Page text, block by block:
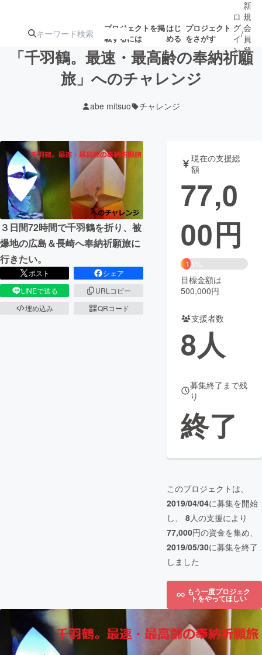
プロジェクトを掲
載するには
はじ
める
プロジェクト
をさがす
ジェクト
ロジェクト
アート・写真 音楽
テクノロジー・ガジェット ゲーム・
映像・映画 書籍・雑誌
ビジネス・起業 チャレンジ
まちづくり・地域活性化
CAMPFIRE Creation
コミュニティ
ロ
グ
イ
ン
/
新
規
会
員
登
録
「千羽鶴。最速・最高齢の奉納祈願
旅」へのチャレンジ
abe mitsuo チャレンジ
３日間72時間で千羽鶴を折り、被
爆地の広島＆長崎へ奉納祈願旅に
行きたい。
ポスト
シェア
LINEで送る
URLコピー
埋め込み
QRコード
現在の支援総
額
77,0
00円
15%
目標金額は
500,000円
支援者数
8人
募集終了まで残
り
終了
このプロジェクトは、
2019/04/04に募集を開始
し、 8人の支援により
77,000円の資金を集め、
2019/05/30に募集を終了
しました
もう一度プロジェク
トをやってほしい